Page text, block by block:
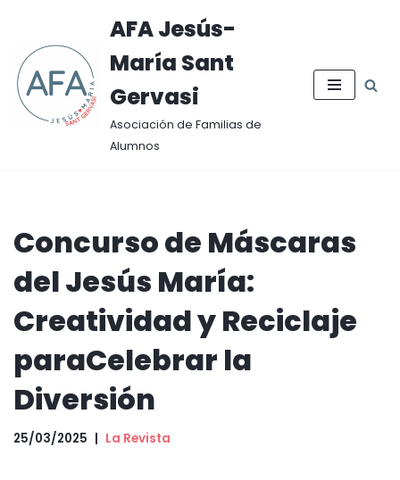
Saltar
al
contenido
AFA Jesús-
María Sant
Gervasi
Asociación de Familias de
Alumnos
Concurso de Máscaras
del Jesús María:
Creatividad y Reciclaje
paraCelebrar la
Diversión
25/03/2025 La Revista